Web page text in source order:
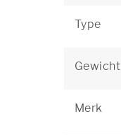
Type
Gewicht
Merk